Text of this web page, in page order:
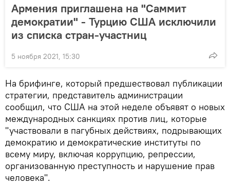
Армения приглашена на "Саммит
демократии" - Турцию США исключили
из списка стран-участниц
5 ноября 2021, 15:30
На брифинге, который предшествовал публикации
стратегии, представитель администрации
сообщил, что США на этой неделе объявят о новых
международных санкциях против лиц, которые
"участвовали в пагубных действиях, подрывающих
демократию и демократические институты по
всему миру, включая коррупцию, репрессии,
организованную преступность и нарушение прав
человека".